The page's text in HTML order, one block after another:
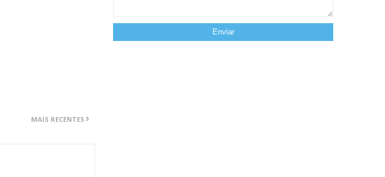
MAIS RECENTES